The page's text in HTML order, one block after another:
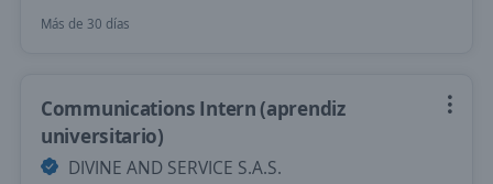
Más de 30 días
Communications Intern (aprendiz
universitario)
DIVINE AND SERVICE S.A.S.